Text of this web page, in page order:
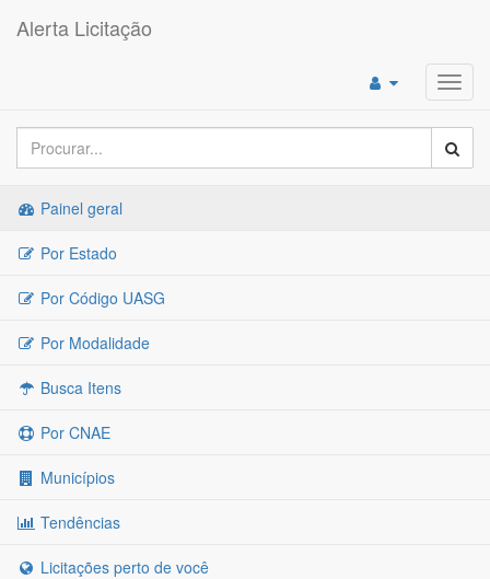
Alerta Licitação
Painel geral
Por Estado
Por Código UASG
Por Modalidade
Busca Itens
Por CNAE
Municípios
Tendências
Licitações perto de você